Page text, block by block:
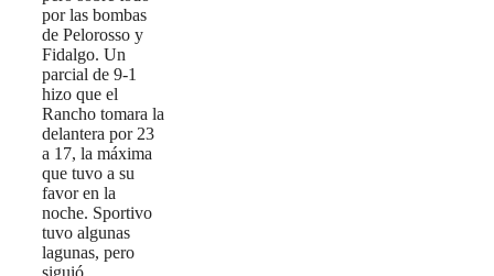
por las bombas
de Pelorosso y
Fidalgo. Un
parcial de 9-1
hizo que el
Rancho tomara la
delantera por 23
a 17, la máxima
que tuvo a su
favor en la
noche. Sportivo
tuvo algunas
lagunas, pero
siguió